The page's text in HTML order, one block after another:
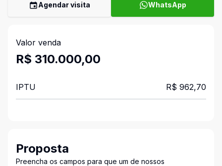
Agendar visita WhatsApp
Valor venda
R$ 310.000,00
IPTU R$ 962,70
Proposta
Preencha os campos para que um de nossos